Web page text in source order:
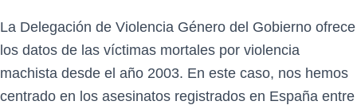
La Delegación de Violencia Género del Gobierno ofrece
los datos de las víctimas mortales por violencia
machista desde el año 2003. En este caso, nos hemos
centrado en los asesinatos registrados en España entre